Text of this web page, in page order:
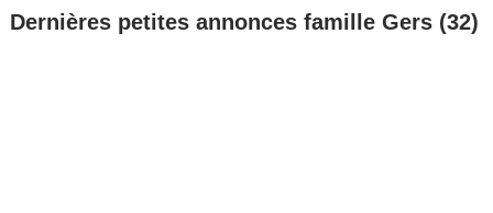
Dernières petites annonces famille Gers (32)